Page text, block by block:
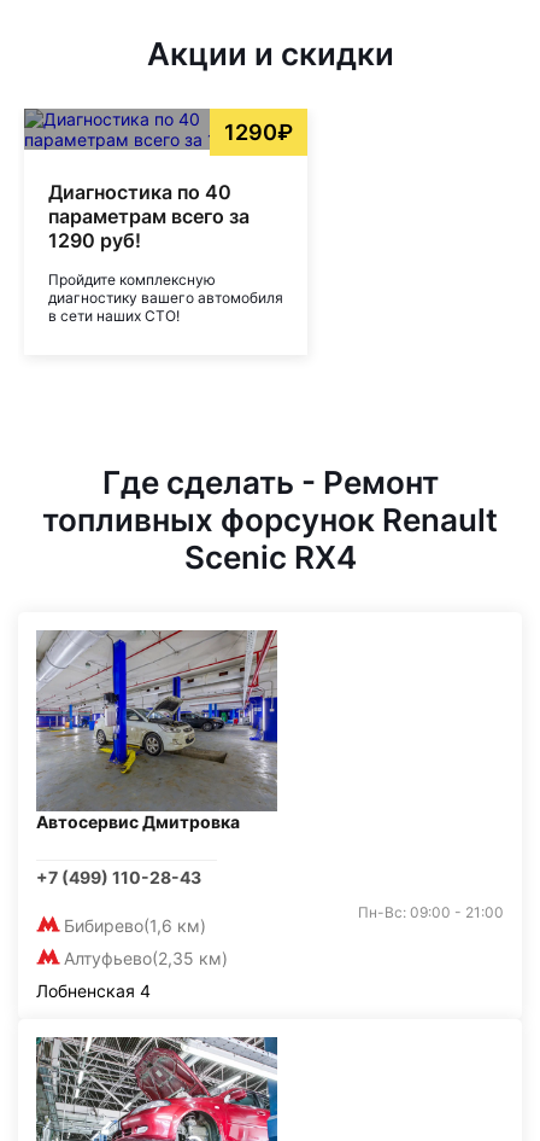
Акции и скидки
1290₽
Диагностика по 40
параметрам всего за
1290 руб!
Пройдите комплексную
диагностику вашего автомобиля
в сети наших СТО!
Где сделать - Ремонт
топливных форсунок Renault
Scenic RX4
Автосервис Дмитровка
+7 (499) 110-28-43
Бибирево(1,6 км)
Алтуфьево(2,35 км)
Пн-Вс: 09:00 - 21:00
Лобненская 4